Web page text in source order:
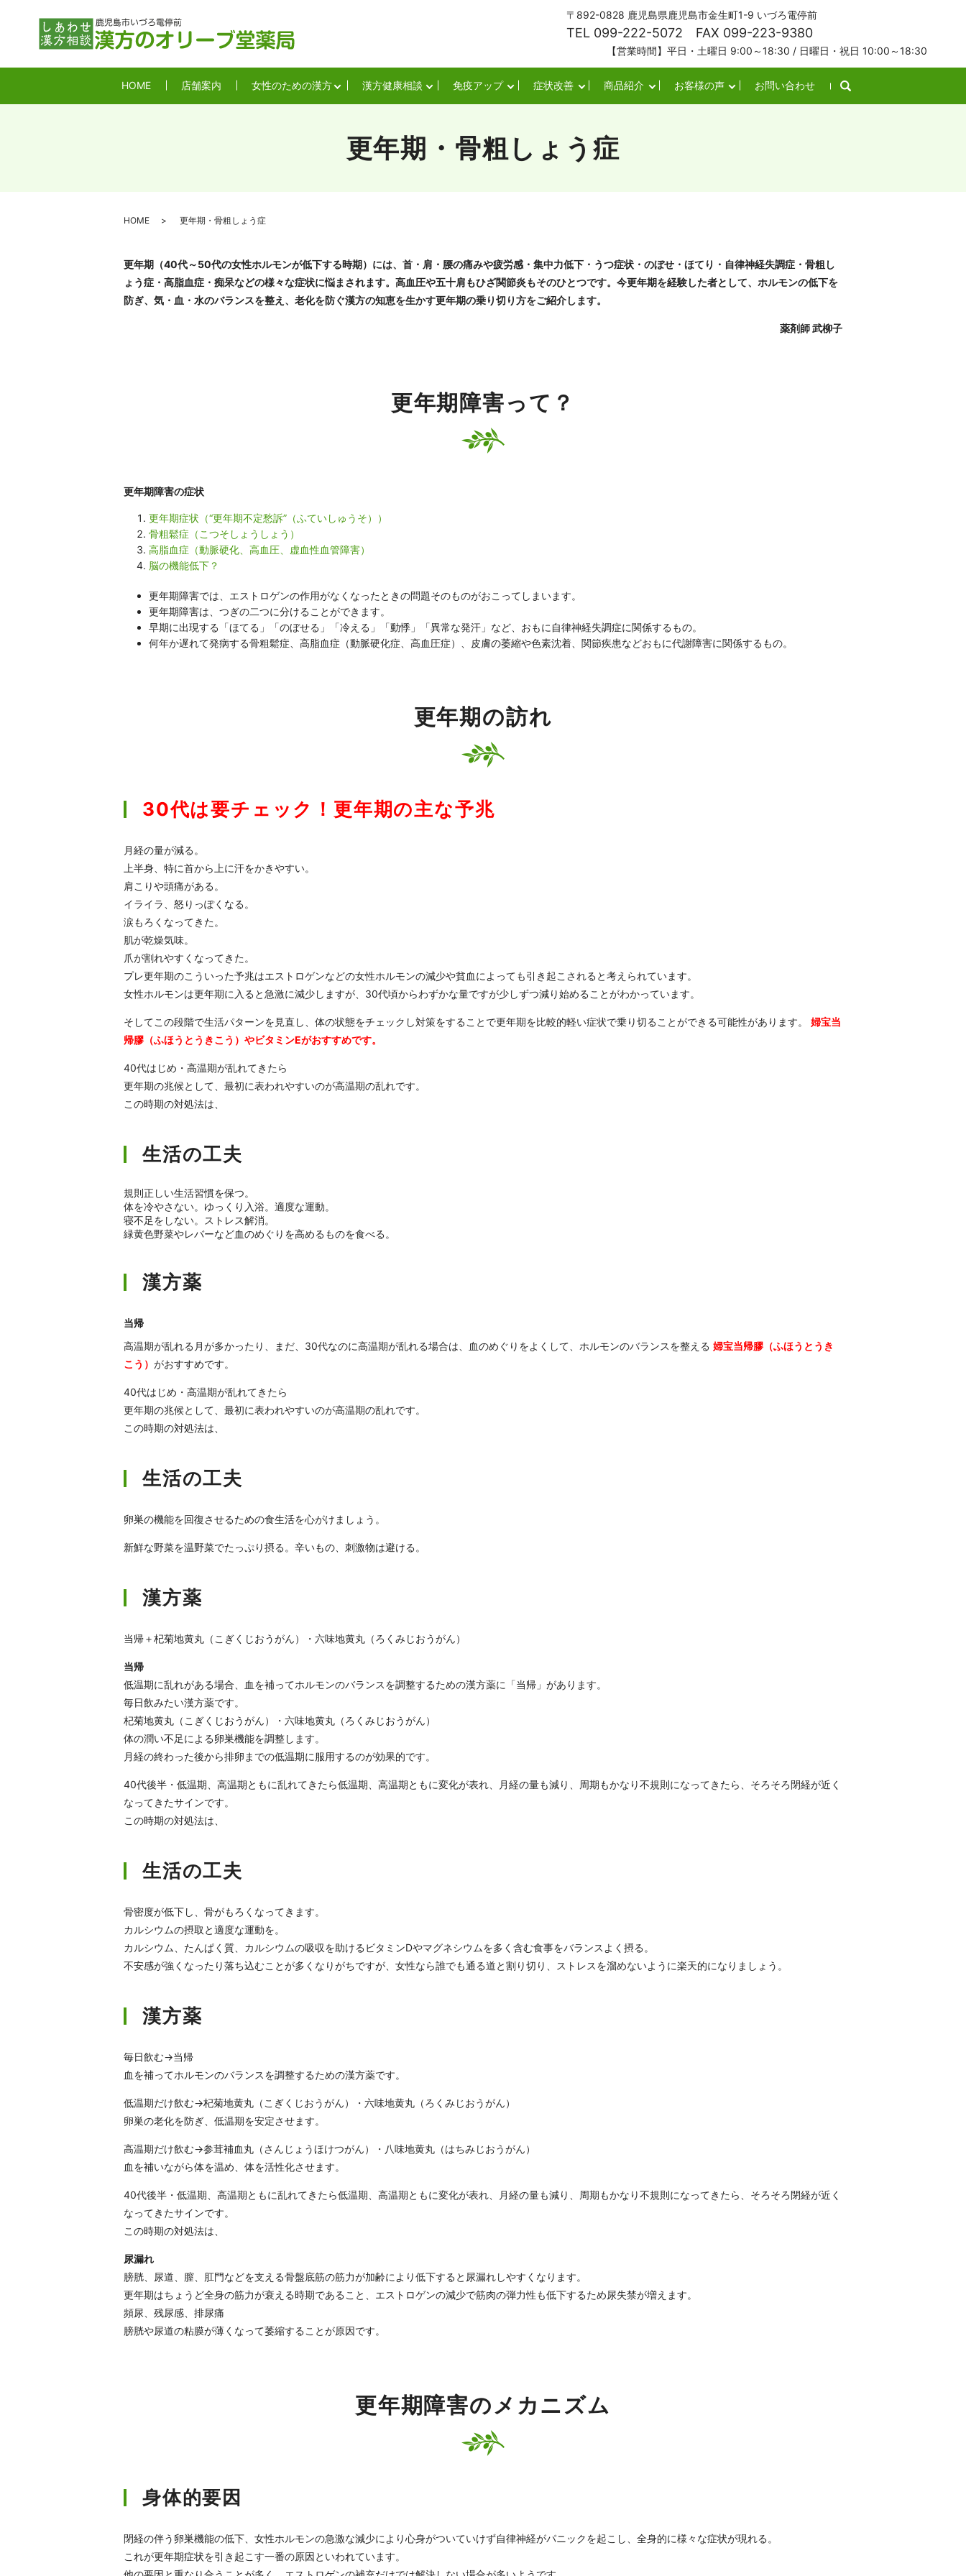
〒892-0828 鹿児島県鹿児島市金生町1-9 いづろ電停前
TEL 099-222-5072 FAX 099-223-9380
【営業時間】平日・土曜日 9:00～18:30 / 日曜日・祝日 10:00～18:30
HOME 店舗案内 女性のための漢方 漢方健康相談 免疫アップ 症状改善 商品紹介 お客様の声 お問い合わせ
更年期・骨粗しょう症
HOME 更年期・骨粗しょう症
更年期（40代～50代の女性ホルモンが低下する時期）には、首・肩・腰の痛みや疲労感・集中力低下・うつ症状・のぼせ・ほてり・自律神経失調症・骨粗し
ょう症・高脂血症・痴呆などの様々な症状に悩まされます。高血圧や五十肩もひざ関節炎もそのひとつです。今更年期を経験した者として、ホルモンの低下を
防ぎ、気・血・水のバランスを整え、老化を防ぐ漢方の知恵を生かす更年期の乗り切り方をご紹介します。
薬剤師 武柳子
更年期障害って？
更年期障害の症状
更年期症状（“更年期不定愁訴”（ふていしゅうそ））
骨粗鬆症（こつそしょうしょう）
高脂血症（動脈硬化、高血圧、虚血性血管障害）
脳の機能低下？
更年期障害では、エストロゲンの作用がなくなったときの問題そのものがおこってしまいます。
更年期障害は、つぎの二つに分けることができます。
早期に出現する「ほてる」「のぼせる」「冷える」「動悸」「異常な発汗」など、おもに自律神経失調症に関係するもの。
何年か遅れて発病する骨粗鬆症、高脂血症（動脈硬化症、高血圧症）、皮膚の萎縮や色素沈着、関節疾患などおもに代謝障害に関係するもの。
更年期の訪れ
30代は要チェック！更年期の主な予兆
月経の量が減る。
上半身、特に首から上に汗をかきやすい。
肩こりや頭痛がある。
イライラ、怒りっぽくなる。
涙もろくなってきた。
肌が乾燥気味。
爪が割れやすくなってきた。
プレ更年期のこういった予兆はエストロゲンなどの女性ホルモンの減少や貧血によっても引き起こされると考えられています。
女性ホルモンは更年期に入ると急激に減少しますが、30代頃からわずかな量ですが少しずつ減り始めることがわかっています。
そしてこの段階で生活パターンを見直し、体の状態をチェックし対策をすることで更年期を比較的軽い症状で乗り切ることができる可能性があります。 婦宝当
帰膠（ふほうとうきこう）やビタミンEがおすすめです。
40代はじめ・高温期が乱れてきたら
更年期の兆候として、最初に表われやすいのが高温期の乱れです。
この時期の対処法は、
生活の工夫
規則正しい生活習慣を保つ。
体を冷やさない。ゆっくり入浴。適度な運動。
寝不足をしない。ストレス解消。
緑黄色野菜やレバーなど血のめぐりを高めるものを食べる。
漢方薬
当帰
高温期が乱れる月が多かったり、まだ、30代なのに高温期が乱れる場合は、血のめぐりをよくして、ホルモンのバランスを整える 婦宝当帰膠（ふほうとうき
こう） がおすすめです。
40代はじめ・高温期が乱れてきたら
更年期の兆候として、最初に表われやすいのが高温期の乱れです。
この時期の対処法は、
生活の工夫
卵巣の機能を回復させるための食生活を心がけましょう。
新鮮な野菜を温野菜でたっぷり摂る。辛いもの、刺激物は避ける。
漢方薬
当帰＋杞菊地黄丸（こぎくじおうがん）・六味地黄丸（ろくみじおうがん）
当帰
低温期に乱れがある場合、血を補ってホルモンのバランスを調整するための漢方薬に「当帰」があります。
毎日飲みたい漢方薬です。
杞菊地黄丸（こぎくじおうがん）・六味地黄丸（ろくみじおうがん）
体の潤い不足による卵巣機能を調整します。
月経の終わった後から排卵までの低温期に服用するのが効果的です。
40代後半・低温期、高温期ともに乱れてきたら低温期、高温期ともに変化が表れ、月経の量も減り、周期もかなり不規則になってきたら、そろそろ閉経が近く
なってきたサインです。
この時期の対処法は、
生活の工夫
骨密度が低下し、骨がもろくなってきます。
カルシウムの摂取と適度な運動を。
カルシウム、たんぱく質、カルシウムの吸収を助けるビタミンDやマグネシウムを多く含む食事をバランスよく摂る。
不安感が強くなったり落ち込むことが多くなりがちですが、女性なら誰でも通る道と割り切り、ストレスを溜めないように楽天的になりましょう。
漢方薬
毎日飲む→当帰
血を補ってホルモンのバランスを調整するための漢方薬です。
低温期だけ飲む→杞菊地黄丸（こぎくじおうがん）・六味地黄丸（ろくみじおうがん）
卵巣の老化を防ぎ、低温期を安定させます。
高温期だけ飲む→参茸補血丸（さんじょうほけつがん）・八味地黄丸（はちみじおうがん）
血を補いながら体を温め、体を活性化させます。
40代後半・低温期、高温期ともに乱れてきたら低温期、高温期ともに変化が表れ、月経の量も減り、周期もかなり不規則になってきたら、そろそろ閉経が近く
なってきたサインです。
この時期の対処法は、
尿漏れ
膀胱、尿道、膣、肛門などを支える骨盤底筋の筋力が加齢により低下すると尿漏れしやすくなります。
更年期はちょうど全身の筋力が衰える時期であること、エストロゲンの減少で筋肉の弾力性も低下するため尿失禁が増えます。
頻尿、残尿感、排尿痛
膀胱や尿道の粘膜が薄くなって萎縮することが原因です。
更年期障害のメカニズム
身体的要因
閉経の伴う卵巣機能の低下、女性ホルモンの急激な減少により心身がついていけず自律神経がパニックを起こし、全身的に様々な症状が現れる。
これが更年期症状を引き起こす一番の原因といわれています。